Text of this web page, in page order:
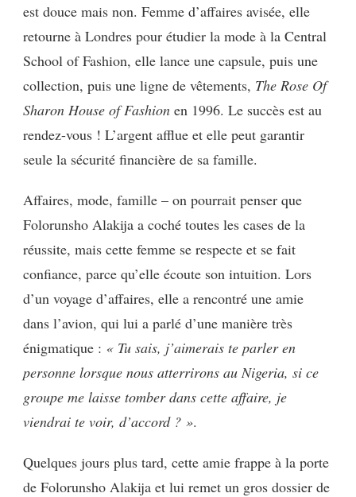
est douce mais non. Femme d’affaires avisée, elle
retourne à Londres pour étudier la mode à la Central
School of Fashion, elle lance une capsule, puis une
collection, puis une ligne de vêtements, The Rose Of
Sharon House of Fashion en 1996. Le succès est au
rendez-vous ! L’argent afflue et elle peut garantir
seule la sécurité financière de sa famille.
Affaires, mode, famille – on pourrait penser que
Folorunsho Alakija a coché toutes les cases de la
réussite, mais cette femme se respecte et se fait
confiance, parce qu’elle écoute son intuition. Lors
d’un voyage d’affaires, elle a rencontré une amie
dans l’avion, qui lui a parlé d’une manière très
énigmatique : « Tu sais, j’aimerais te parler en
personne lorsque nous atterrirons au Nigeria, si ce
groupe me laisse tomber dans cette affaire, je
viendrai te voir, d’accord ? ».
Quelques jours plus tard, cette amie frappe à la porte
de Folorunsho Alakija et lui remet un gros dossier de